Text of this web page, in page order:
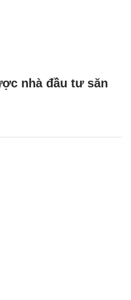
nhà đầu tư săn